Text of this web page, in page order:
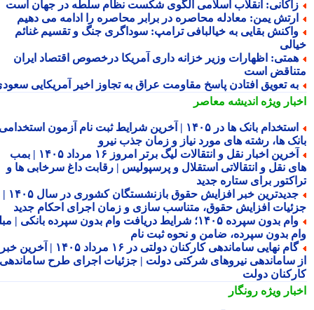
انقلاب اسلامی الگوی شکست نظام سلطه در جهان است
یمن: معادله محاصره در برابر محاصره را ادامه می دهیم
بقایی به خیالبافی ترامپ: سوداگری جنگ و تقسیم غنائم
اظهارات وزیر خزانه داری آمریکا درخصوص اقتصاد ایران
است
تعویق افتادن پاسخ مقاومت عراق به تجاوز اخیر آمریکایی سعودی
ویژهاندیشه معاصر
استخدام بانک ها در ۱۴۰۵ | آخرین شرایط ثبت نام آزمون استخدامی
ها، رشته های مورد نیاز و زمان جذب نیرو
آخرین اخبار نقل و انتقالات لیگ برتر امروز ۱۶ مرداد ۱۴۰۵ | بمب
نقل و انتقالاتی استقلال و پرسپولیس | رقابت داغ سرخابی ها و
برای ستاره جدید
جدیدترین خبر افزایش حقوق بازنشستگان کشوری در سال ۱۴۰۵ |
افزایش حقوق، متناسب سازی و زمان اجرای احکام جدید
وام بدون سپرده ۱۴۰۵؛ شرایط دریافت وام بدون سپرده بانکی | مبلغ
بدون سپرده، ضامن و نحوه ثبت نام
گام نهایی ساماندهی کارکنان دولتی در ۱۶ مرداد ۱۴۰۵ | آخرین خبر
ساماندهی نیروهای شرکتی دولت | جزئیات اجرای طرح ساماندهی
دولت
ویژهرونگار